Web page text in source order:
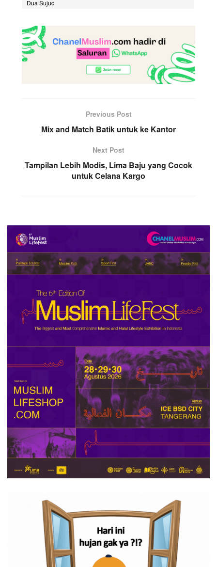
Dua Sujud
Previous Post
Mix and Match Batik untuk ke Kantor
Next Post
Tampilan Lebih Modis, Lima Baju yang Cocok
untuk Celana Kargo